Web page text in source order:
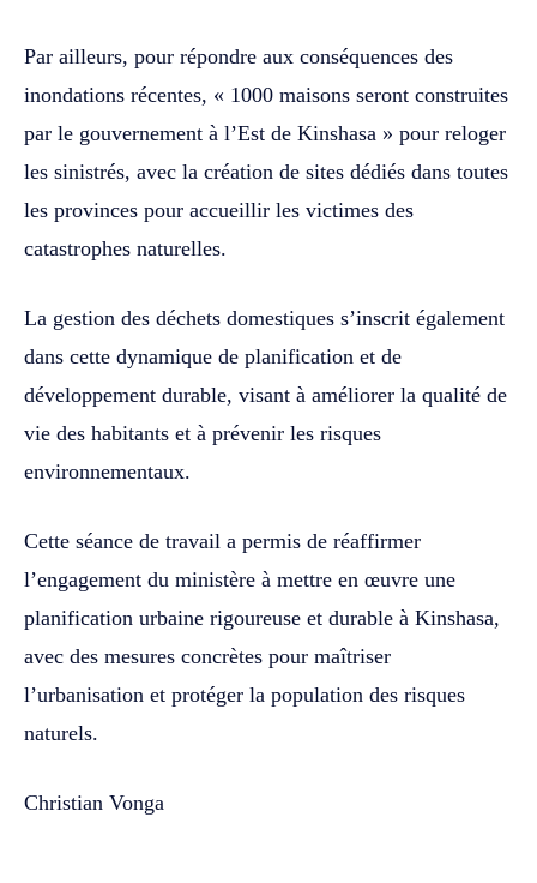
Par ailleurs, pour répondre aux conséquences des
inondations récentes, « 1000 maisons seront construites
par le gouvernement à l’Est de Kinshasa » pour reloger
les sinistrés, avec la création de sites dédiés dans toutes
les provinces pour accueillir les victimes des
catastrophes naturelles.
La gestion des déchets domestiques s’inscrit également
dans cette dynamique de planification et de
développement durable, visant à améliorer la qualité de
vie des habitants et à prévenir les risques
environnementaux.
Cette séance de travail a permis de réaffirmer
l’engagement du ministère à mettre en œuvre une
planification urbaine rigoureuse et durable à Kinshasa,
avec des mesures concrètes pour maîtriser
l’urbanisation et protéger la population des risques
naturels.
Christian Vonga